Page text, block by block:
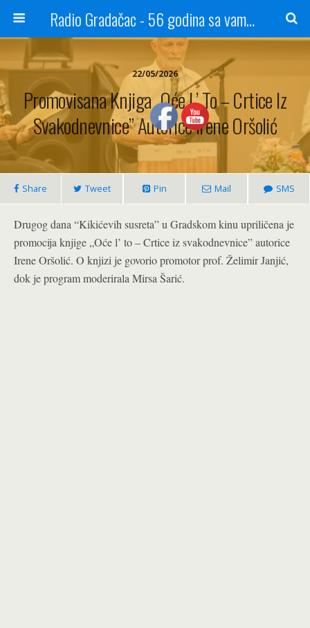
Radio Gradačac - 56 godina sa vama...
22/05/2026
Promovisana Knjiga „Oće L’ To – Crtice Iz
Svakodnevnice” Autorice Irene Oršolić
Share Tweet Pin Mail SMS
Drugog dana “Kikićevih susreta” u Gradskom kinu upriličena je
promocija knjige „Oće l’ to – Crtice iz svakodnevnice” autorice
Irene Oršolić. O knjizi je govorio promotor prof. Želimir Janjić,
dok je program moderirala Mirsa Šarić.